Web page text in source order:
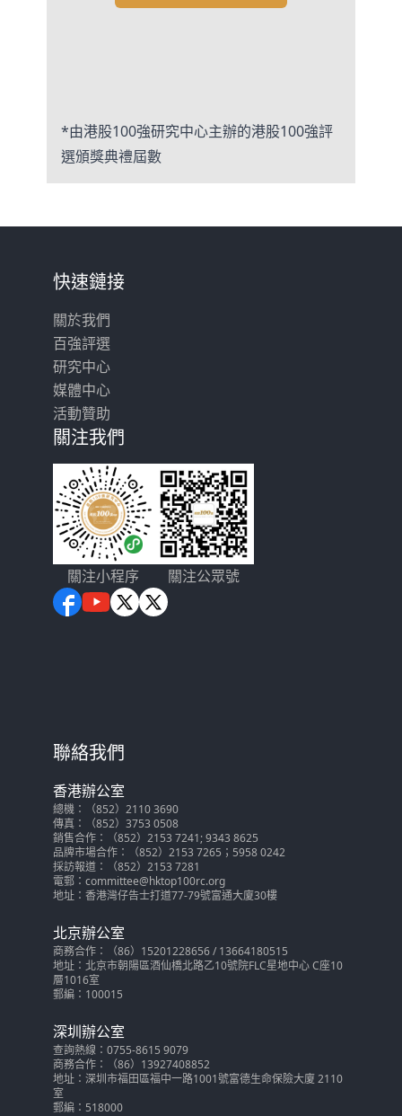
*由港股100強研究中心主辦的港股100強評
選頒獎典禮屆數
快速鏈接
關於我們
百強評選
研究中心
媒體中心
活動贊助
關注我們
關注小程序 關注公眾號
聯絡我們
香港辦公室
總機：（852）2110 3690
傳真：（852）3753 0508
銷售合作：（852）2153 7241; 9343 8625
品牌市場合作：（852）2153 7265；5958 0242
採訪報道：（852）2153 7281
電郵：committee@hktop100rc.org
地址：香港灣仔告士打道77-79號富通大廈30樓
北京辦公室
商務合作：（86）15201228656 / 13664180515
地址：北京市朝陽區酒仙橋北路乙10號院FLC星地中心 C座10
層1016室
郵編：100015
深圳辦公室
查詢熱線：0755-8615 9079
商務合作：（86）13927408852
地址：深圳市福田區福中一路1001號富德生命保險大廈 2110
室
郵編：518000